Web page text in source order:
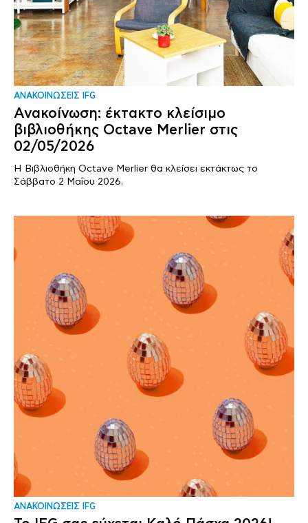
ΑΝΑΚΟΙΝΩΣΕΙΣ IFG
Ανακοίνωση: έκτακτο κλείσιμο
βιβλιοθήκης Octave Merlier στις
02/05/2026
Η Βιβλιοθήκη Octave Merlier θα κλείσει εκτάκτως το
Σάββατο 2 Μαΐου 2026.
ΑΝΑΚΟΙΝΩΣΕΙΣ IFG